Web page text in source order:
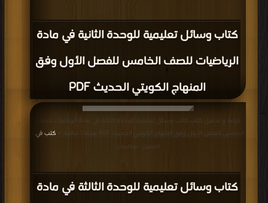
كتاب وسائل تعليمية للوحدة الثانية في مادة
الرياضيات للصف الخامس للفصل الأول وفق
المنهاج الكويتي الحديث PDF
كتاب وسائل تعليمية للوحدة الثالثة في مادة
قراءة و تحميل كتاب كتاب وسائل تعليمية للوحدة الثالثة في مادة الرياضيات للصف
الخامس للفصل الأول وفق المنهاج الكويتي الحديث PDF مجانا | مكتبة >
كتب في
التحميل : مرة/مرات